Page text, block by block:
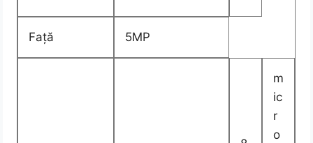
Față 5MP
m
ic
r
o